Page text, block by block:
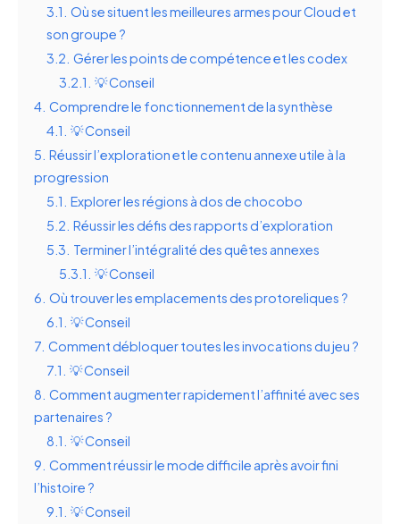
3.1. Où se situent les meilleures armes pour Cloud et
son groupe ?
3.2. Gérer les points de compétence et les codex
3.2.1. 💡 Conseil
4. Comprendre le fonctionnement de la synthèse
4.1. 💡 Conseil
5. Réussir l’exploration et le contenu annexe utile à la
progression
5.1. Explorer les régions à dos de chocobo
5.2. Réussir les défis des rapports d’exploration
5.3. Terminer l’intégralité des quêtes annexes
5.3.1. 💡 Conseil
6. Où trouver les emplacements des protoreliques ?
6.1. 💡 Conseil
7. Comment débloquer toutes les invocations du jeu ?
7.1. 💡 Conseil
8. Comment augmenter rapidement l’affinité avec ses
partenaires ?
8.1. 💡 Conseil
9. Comment réussir le mode difficile après avoir fini
l’histoire ?
9.1. 💡 Conseil